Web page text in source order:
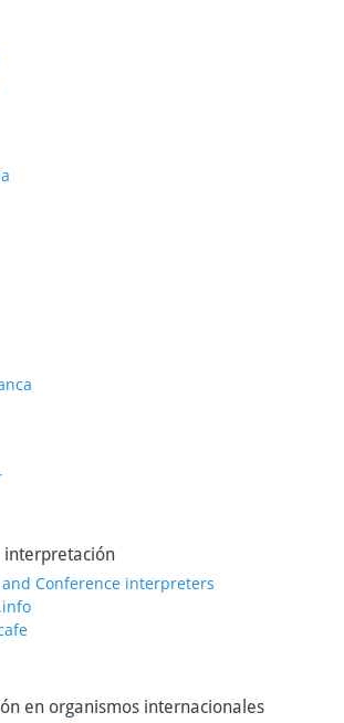
interpretación
Conference interpreters
en organismos internacionales